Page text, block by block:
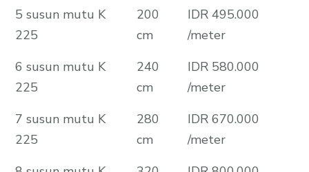
5 susun mutu K
225
200
cm
IDR 495.000
/meter
6 susun mutu K
225
240
cm
IDR 580.000
/meter
7 susun mutu K
225
280
cm
IDR 670.000
/meter